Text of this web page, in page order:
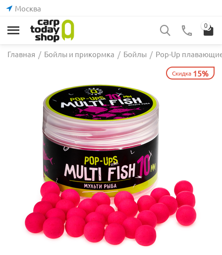
Москва
0
Главная / Бойлы и прикормка / Бойлы / Pop-Up
Скидка 15%